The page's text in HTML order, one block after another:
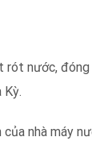
rót nước,
Kỳ.
nhà máy